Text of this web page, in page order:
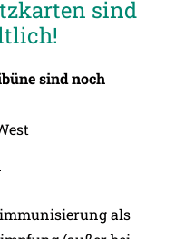
sind
sind noch
als